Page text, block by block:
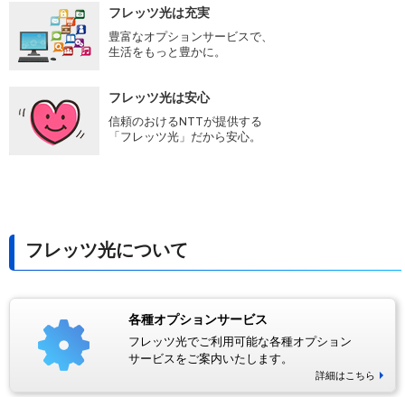
フレッツ光は充実
豊富なオプションサービスで、
生活をもっと豊かに。
フレッツ光は安心
信頼のおけるNTTが提供する
「フレッツ光」だから安心。
フレッツ光について
各種オプションサービス
フレッツ光でご利用可能な各種オプション
サービスをご案内いたします。
詳細はこちら